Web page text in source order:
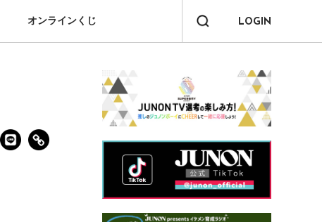
LOGIN
オンラインくじ